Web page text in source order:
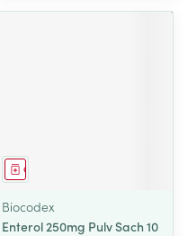
Geneesmiddel
Biocodex
Enterol 250mg Pulv Sach 10